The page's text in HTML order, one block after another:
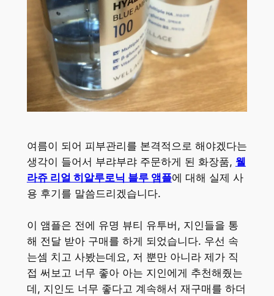
여름이 되어 피부관리를 본격적으로 해야겠다는
생각이 들어서 부랴부랴 주문하게 된 화장품, 웰
라쥬 리얼 히알루로닉 블루 앰플에 대해 실제 사
용 후기를 말씀드리겠습니다.
이 앰플은 전에 유명 뷰티 유투버, 지인들을 통
해 전달 받아 구매를 하게 되었습니다. 우선 속
는셈 치고 사봤는데요, 저 뿐만 아니라 제가 직
접 써보고 너무 좋아 아는 지인에게 추천해줬는
데, 지인도 너무 좋다고 계속해서 재구매를 하더